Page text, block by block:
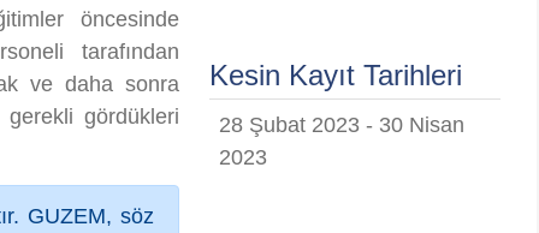
öncesinde
tarafından
ve daha sonra
gerekli gördükleri
GUZEM, söz
Kesin Kayıt Tarihleri
28 Şubat 2023 - 30 Nisan
2023